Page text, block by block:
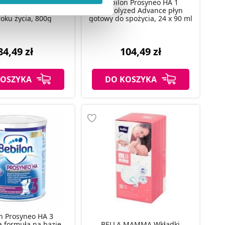
z brakiem dostępu do
Duo Biotik 5
życia, 800g
zł
Bebilon Prosyneo HA 1
Hydrolyzed Advance płyn
gotowy do spożycia, 24 x 90 ml
104,49 zł
DO KOSZYKA
Prosyneo HA 3